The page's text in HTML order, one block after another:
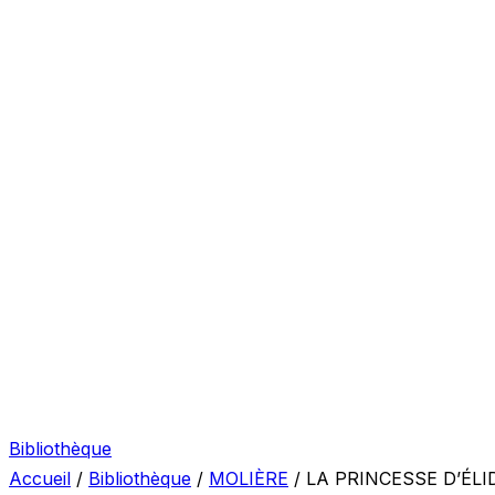
Bibliothèque
Accueil / Bibliothèque / MOLIÈRE / LA PRINCESSE